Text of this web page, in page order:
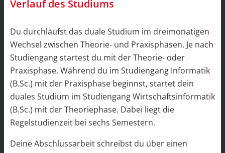
Verlauf des Studiums
Du durchläufst das duale Studium im dreimonatigen
Wechsel zwischen Theorie- und Praxisphasen. Je nach
Studiengang startest du mit der Theorie- oder
Praxisphase. Während du im Studiengang Informatik
(B.Sc.) mit der Praxisphase beginnst, startet dein
duales Studium im Studiengang Wirtschaftsinformatik
(B.Sc.) mit der Theoriephase. Dabei liegt die
Regelstudienzeit bei sechs Semestern.
Deine Abschlussarbeit schreibst du über einen